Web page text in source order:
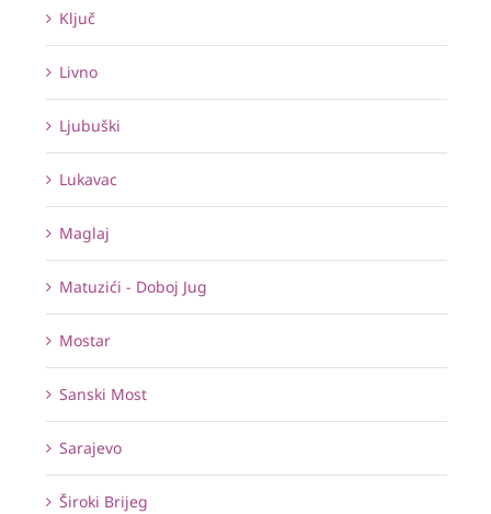
Ključ
Livno
Ljubuški
Lukavac
Maglaj
Matuzići - Doboj Jug
Mostar
Sanski Most
Sarajevo
Široki Brijeg